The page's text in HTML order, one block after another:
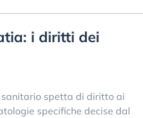
i diritti dei
sanitario spetta di diritto ai
specifiche decise dal